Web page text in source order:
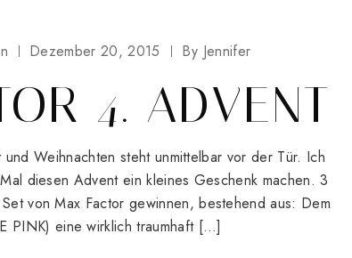
Dezember 20, 2015 By Jennifer
4. ADVENT
Weihnachten steht unmittelbar vor der Tür. Ich
diesen Advent ein kleines Geschenk machen. 3
von Max Factor gewinnen, bestehend aus: Dem
PINK) eine wirklich traumhaft […]